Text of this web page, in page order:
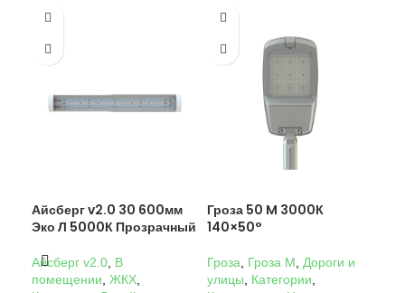
Айсберг v2.0 30 600мм
Эко Л 5000К Прозрачный
Айсберг v2.0, В
помещении, ЖКХ,
Гроза 50 M 3000К
140×50°
Гроза, Гроза M, Дороги и
улицы, Категории,